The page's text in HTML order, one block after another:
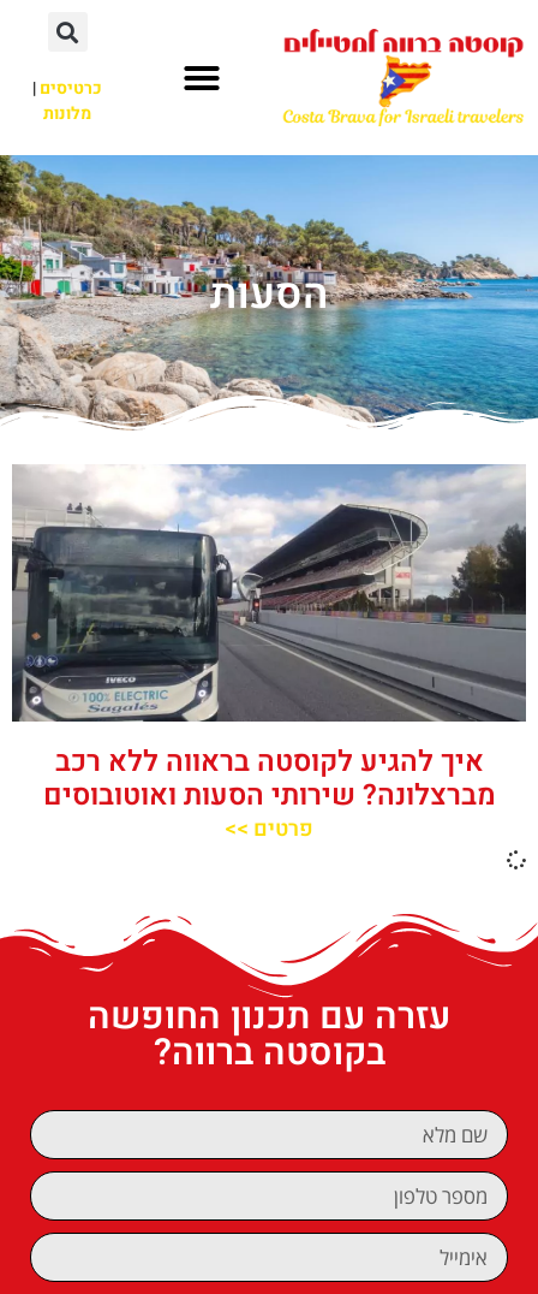
כרטיסים|
מלונות
הסעות
איך להגיע לקוסטה בראווה ללא רכב
מברצלונה? שירותי הסעות ואוטובוסים
פרטים >>
עזרה עם תכנון החופשה
בקוסטה ברווה?